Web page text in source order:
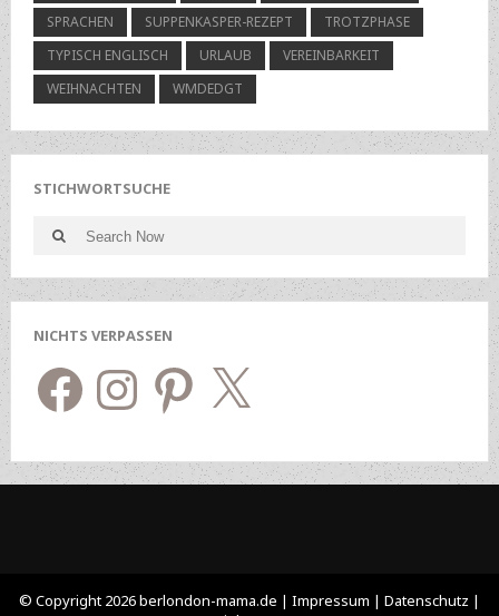
SPRACHEN
SUPPENKASPER-REZEPT
TROTZPHASE
TYPISCH ENGLISCH
URLAUB
VEREINBARKEIT
WEIHNACHTEN
WMDEDGT
STICHWORTSUCHE
Search
for:
Search
NICHTS VERPASSEN
Facebook
Instagram Pinterest
© Copyright 2026 berlondon-mama.de | Impressum | Datenschutz |